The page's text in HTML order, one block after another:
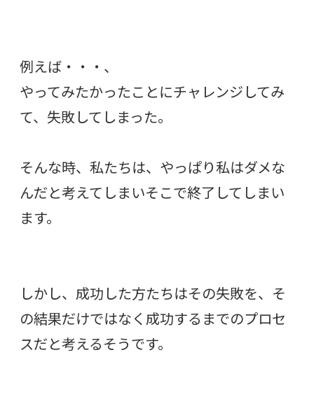
例えば・・・、
やってみたかったことにチャレンジしてみ
て、失敗してしまった。
そんな時、私たちは、やっぱり私はダメな
んだと考えてしまいそこで終了してしまい
ます。
しかし、成功した方たちはその失敗を、そ
の結果だけではなく成功するまでのプロセ
スだと考えるそうです。